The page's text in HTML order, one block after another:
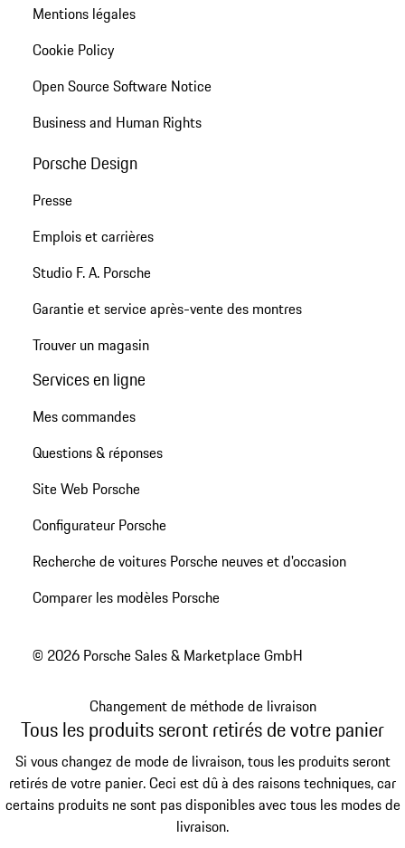
Mentions légales
Cookie Policy
Open Source Software Notice
Business and Human Rights
Porsche Design
Presse
Emplois et carrières
Studio F. A. Porsche
Garantie et service après-vente des montres
Trouver un magasin
Services en ligne
Mes commandes
Questions & réponses
Site Web Porsche
Configurateur Porsche
Recherche de voitures Porsche neuves et d'occasion
Comparer les modèles Porsche
© 2026 Porsche Sales & Marketplace GmbH
Changement de méthode de livraison
Tous les produits seront retirés de votre panier
Si vous changez de mode de livraison, tous les produits seront
retirés de votre panier. Ceci est dû à des raisons techniques, car
certains produits ne sont pas disponibles avec tous les modes de
livraison.